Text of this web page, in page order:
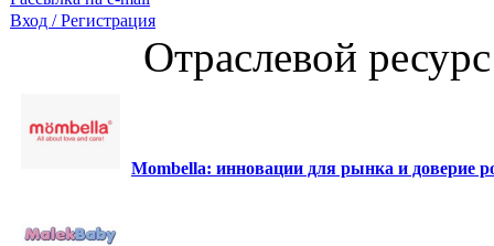
Вход / Регистрация
Отраслевой
Mombella: инновации для рынка и доверие